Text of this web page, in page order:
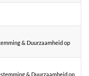
& Duurzaamheid op
& Duurzaamheid op